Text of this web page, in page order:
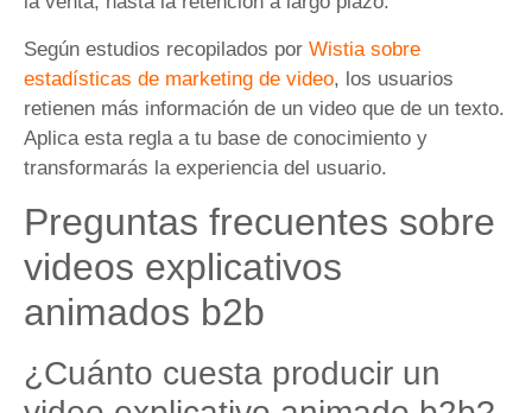
Según estudios recopilados por Wistia sobre
estadísticas de marketing de video, los usuarios
retienen más información de un video que de un texto.
Aplica esta regla a tu base de conocimiento y
transformarás la experiencia del usuario.
Preguntas frecuentes sobre
videos explicativos
animados b2b
¿Cuánto cuesta producir un